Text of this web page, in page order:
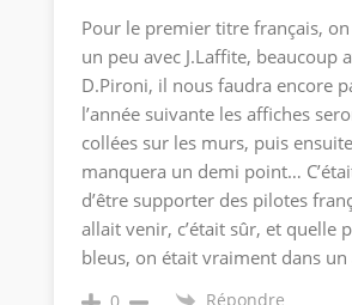
Pour le premier titre français,
un peu avec J.Laffite, beaucoup
D.Pironi, il nous faudra encore
l’année suivante les affiches
collées sur les murs, puis
manquera un demi point…
d’être supporter des pilotes
allait venir, c’était sûr, et quelle
bleus, on était vraiment dans un
Répondre